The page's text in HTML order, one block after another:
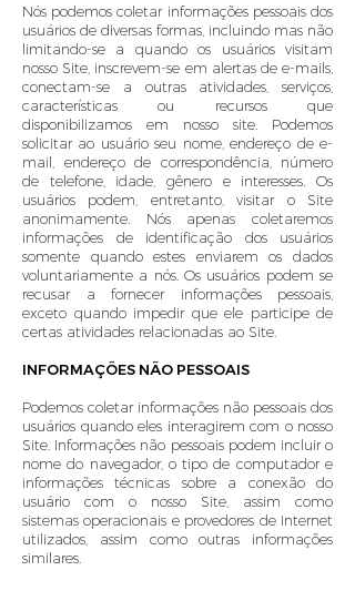
Nós podemos coletar informações pessoais dos
usuários de diversas formas, incluindo mas não
limitando-se a quando os usuários visitam
nosso Site, inscrevem-se em alertas de e-mails,
conectam-se a outras atividades, serviços,
características ou recursos que
disponibilizamos em nosso site. Podemos
solicitar ao usuário seu nome, endereço de e-
mail, endereço de correspondência, número
de telefone, idade, gênero e interesses. Os
usuários podem, entretanto, visitar o Site
anonimamente. Nós apenas coletaremos
informações de identificação dos usuários
somente quando estes enviarem os dados
voluntariamente a nós. Os usuários podem se
recusar a fornecer informações pessoais,
exceto quando impedir que ele participe de
certas atividades relacionadas ao Site.
INFORMAÇÕES NÃO PESSOAIS
Podemos coletar informações não pessoais dos
usuários quando eles interagirem com o nosso
Site. Informações não pessoais podem incluir o
nome do navegador, o tipo de computador e
informações técnicas sobre a conexão do
usuário com o nosso Site, assim como
sistemas operacionais e provedores de Internet
utilizados, assim como outras informações
similares.